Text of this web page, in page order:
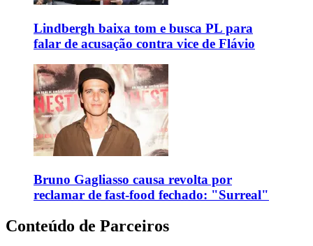
Lindbergh baixa tom e busca PL para
falar de acusação contra vice de Flávio
Bruno Gagliasso causa revolta por
reclamar de fast-food fechado: "Surreal"
Conteúdo de Parceiros